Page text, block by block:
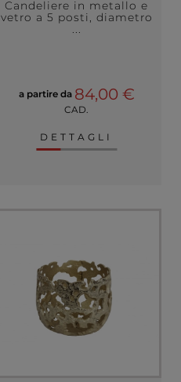
Candeliere in metallo e
vetro a 5 posti, diametro
a partire da 84,00 €
CAD.
DETTAGLI